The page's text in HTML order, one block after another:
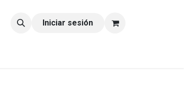
Iniciar sesión